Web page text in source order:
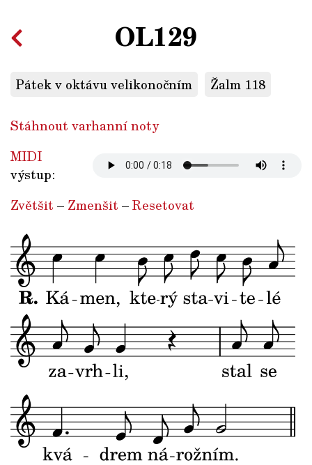
OL129
Pátek v oktávu velikonočním Žalm 118
Stáhnout varhanní noty
MIDI
výstup:
Zvětšit – Zmenšit –Resetovat